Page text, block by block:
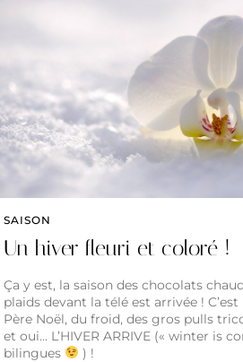
SAISON
Un hiver fleuri et coloré !
Ça y est, la saison des chocolats
plaids devant la télé est arrivée !
Père Noël, du froid, des gros pulls
et oui… L’HIVER ARRIVE (« winter is
bilingues
) !